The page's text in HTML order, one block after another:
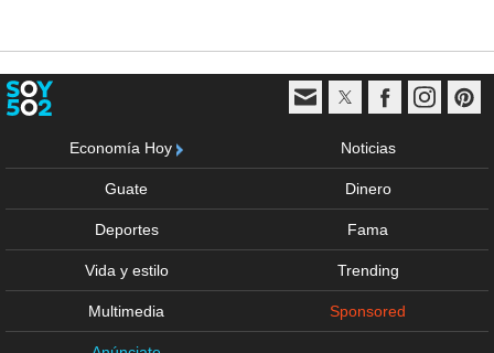
Economía Hoy Noticias
Guate Dinero
Deportes Fama
Vida y estilo Trending
Multimedia Sponsored